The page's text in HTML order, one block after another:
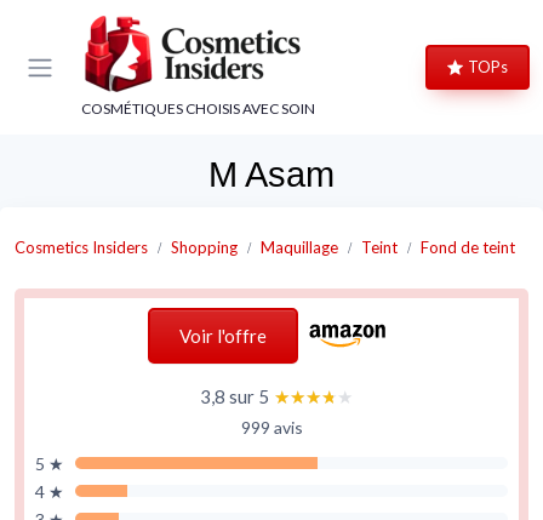
COSMÉTIQUES CHOISIS AVEC SOIN
TOPs
M Asam
Cosmetics Insiders Shopping Maquillage Teint Fond de teint
Voir l'offre
3,8 sur 5 ★★★★★
★★★★★
999 avis
5 ★
4 ★
Panneau de gestion des cookies